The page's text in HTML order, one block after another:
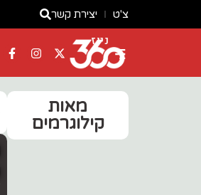
צ'ט יצירת קשר
ניוז
מאות
קילוגרמים